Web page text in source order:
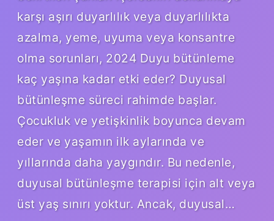
karşı aşırı duyarlılık veya duyarlılıkta
azalma, yeme, uyuma veya konsantre
olma sorunları, 2024 Duyu bütünleme
kaç yaşına kadar etki eder? Duyusal
bütünleşme süreci rahimde başlar.
Çocukluk ve yetişkinlik boyunca devam
eder ve yaşamın ilk aylarında ve
yıllarında daha yaygındır. Bu nedenle,
duyusal bütünleşme terapisi için alt veya
üst yaş sınırı yoktur. Ancak, duyusal…